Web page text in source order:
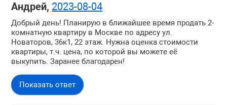
Андрей, 2023-08-04
Добрый день! Планирую в ближайшее время продать 2-
комнатную квартиру в Москве по адресу ул.
Новаторов, 36к1, 22 этаж. Нужна оценка стоимости
квартиры, т.ч. цена, по которой вы можете её
выкупить. Заранее благодарен!
Показать ответ